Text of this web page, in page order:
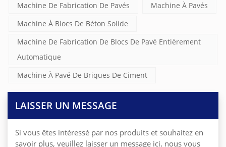
Machine De Fabrication De Pavés
Machine À Pavés
Machine À Blocs De Béton Solide
Machine De Fabrication De Blocs De Pavé Entièrement
Automatique
Machine À Pavé De Briques De Ciment
LAISSER UN MESSAGE
Si vous êtes intéressé par nos produits et souhaitez en
savoir plus, veuillez laisser un message ici, nous vous